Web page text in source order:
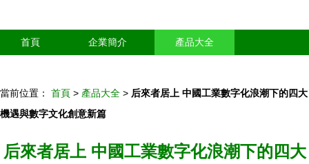
首頁 企業簡介 產品大全
當前位置： 首頁 > 產品大全 > 后來者居上 中國工業數字化浪潮下的四大
機遇與數字文化創意新篇
后來者居上 中國工業數字化浪潮下的四大